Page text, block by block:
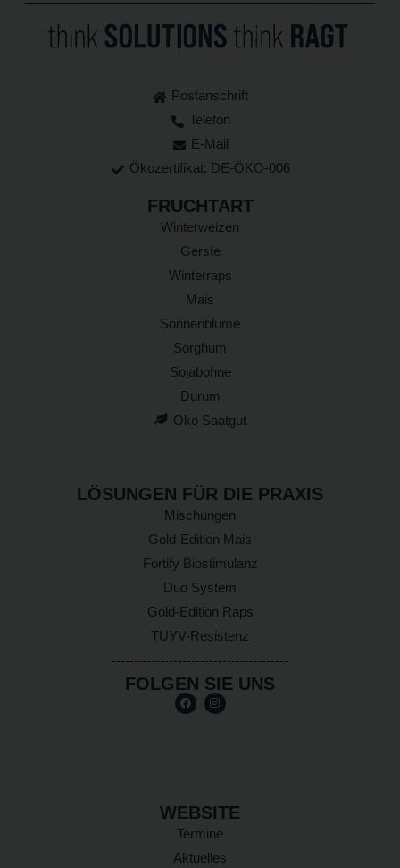
Postanschrift
Telefon
E-Mail
Ökozertifikat: DE-ÖKO-006
FRUCHTART
Winterweizen
Gerste
Winterraps
Mais
Sonnenblume
Sorghum
Sojabohne
Durum
Oko Saatgut
LÖSUNGEN FÜR DIE PRAXIS
Mischungen
Gold-Edition Mais
Fortify Biostimulanz
Duo System
Gold-Edition Raps
TUYV-Resistenz
FOLGEN SIE UNS
WEBSITE
Termine
Aktuelles